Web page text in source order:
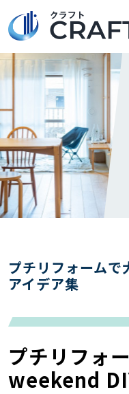
プチリフォーム
アイデア集
プチリフォ
weekend